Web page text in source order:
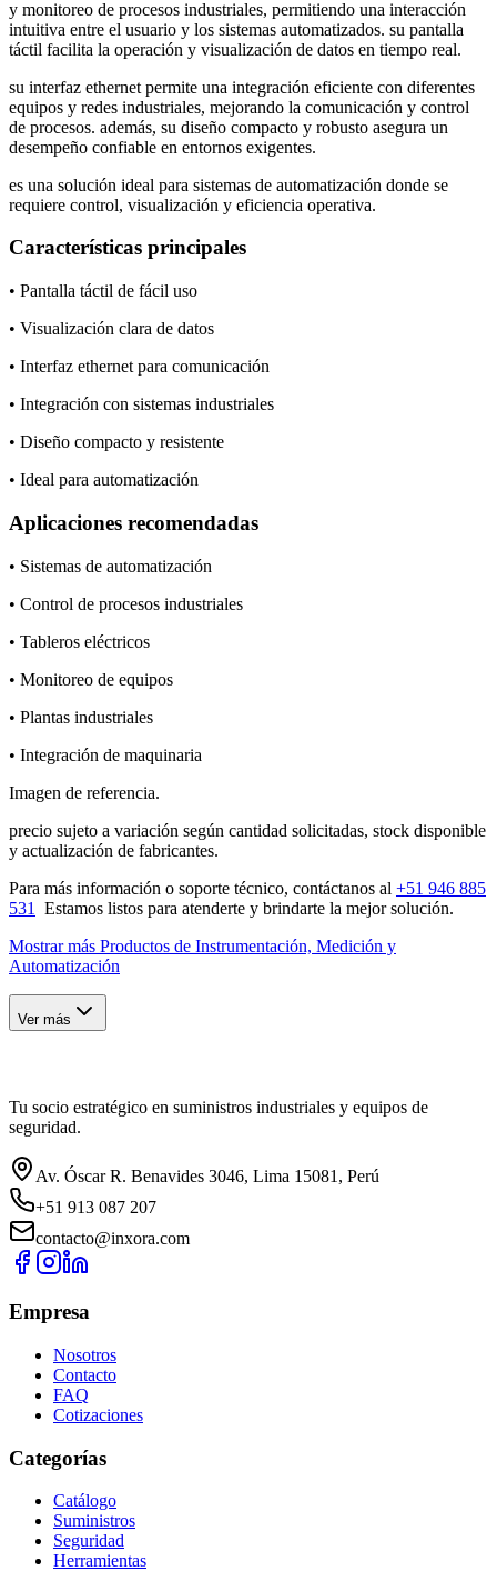
y monitoreo de procesos industriales, permitiendo una interacción
intuitiva entre el usuario y los sistemas automatizados. su pantalla
táctil facilita la operación y visualización de datos en tiempo real.
su interfaz ethernet permite una integración eficiente con diferentes
equipos y redes industriales, mejorando la comunicación y control
de procesos. además, su diseño compacto y robusto asegura un
desempeño confiable en entornos exigentes.
es una solución ideal para sistemas de automatización donde se
requiere control, visualización y eficiencia operativa.
Características principales
• Pantalla táctil de fácil uso
• Visualización clara de datos
• Interfaz ethernet para comunicación
• Integración con sistemas industriales
• Diseño compacto y resistente
• Ideal para automatización
Aplicaciones recomendadas
• Sistemas de automatización
• Control de procesos industriales
• Tableros eléctricos
• Monitoreo de equipos
• Plantas industriales
• Integración de maquinaria
Imagen de referencia.
precio sujeto a variación según cantidad solicitadas, stock disponible
y actualización de fabricantes.
Para más información o soporte técnico, contáctanos al +51 946 885
531
Estamos listos para atenderte y brindarte la mejor solución.
Mostrar más Productos de Instrumentación, Medición y
Automatización
Ver más
Tu socio estratégico en suministros industriales y equipos de
seguridad.
Av. Óscar R. Benavides 3046, Lima 15081, Perú
+51 913 087 207
contacto@inxora.com
Empresa
Nosotros
Contacto
FAQ
Cotizaciones
Categorías
Catálogo
Suministros
Seguridad
Herramientas